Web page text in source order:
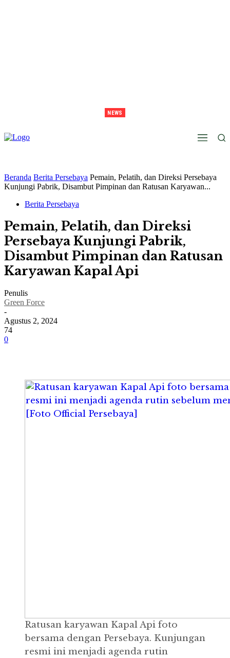
NEWS
Beranda Berita Persebaya Pemain, Pelatih, dan Direksi Persebaya
Kunjungi Pabrik, Disambut Pimpinan dan Ratusan Karyawan...
Berita Persebaya
Pemain, Pelatih, dan Direksi
Persebaya Kunjungi Pabrik,
Disambut Pimpinan dan Ratusan
Karyawan Kapal Api
Penulis
Green Force
-
Agustus 2, 2024
74
0
Ratusan karyawan Kapal Api foto
bersama dengan Persebaya. Kunjungan
resmi ini menjadi agenda rutin